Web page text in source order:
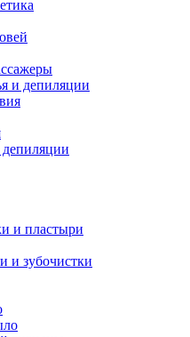
и депиляции
депиляции
и пластыри
и зубочистки